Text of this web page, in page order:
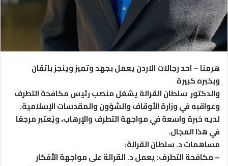
هرمنا – احد رجالات الاردن يعمل بجهد وتميز وينجز باتقان
وبخبره كبيرة
والدكتور سلطان القرالة يشغل منصب رئيس مكافحة التطرف
وعواقبه في وزارة الأوقاف والشؤون والمقدسات الإسلامية.
لديه خبرة واسعة في مواجهة التطرف والإرهاب، ويُعتبر مرجعًا
في هذا المجال.
مساهمات د. سلطان القرالة:
– مكافحة التطرف: يعمل د. القرالة على مواجهة الأفكار